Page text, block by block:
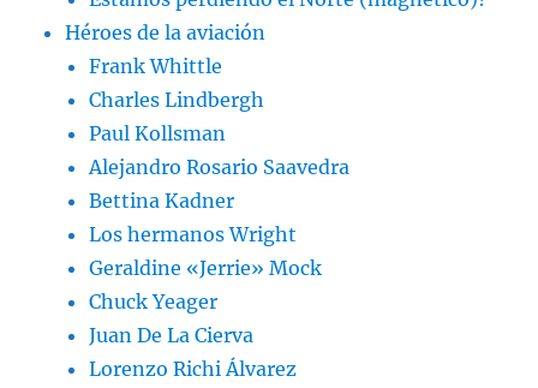
Héroes de la aviación
Frank Whittle
Charles Lindbergh
Paul Kollsman
Alejandro Rosario Saavedra
Bettina Kadner
Los hermanos Wright
Geraldine «Jerrie» Mock
Chuck Yeager
Juan De La Cierva
Lorenzo Richi Álvarez